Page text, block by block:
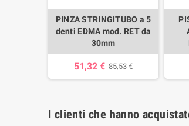
PINZA STRINGITUBO a 5
denti EDMA mod. RET da
30mm
51,32 € 85,53 €
I clienti che hanno